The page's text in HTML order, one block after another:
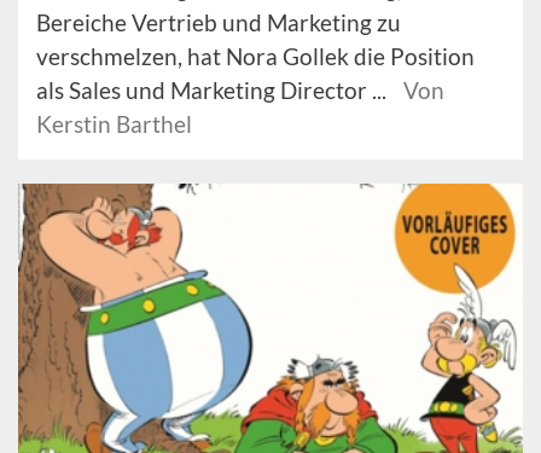
Bereiche Vertrieb und Marketing zu
verschmelzen, hat Nora Gollek die Position
als Sales und Marketing Director ...
Von
Kerstin Barthel